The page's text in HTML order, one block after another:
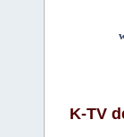
K-TV